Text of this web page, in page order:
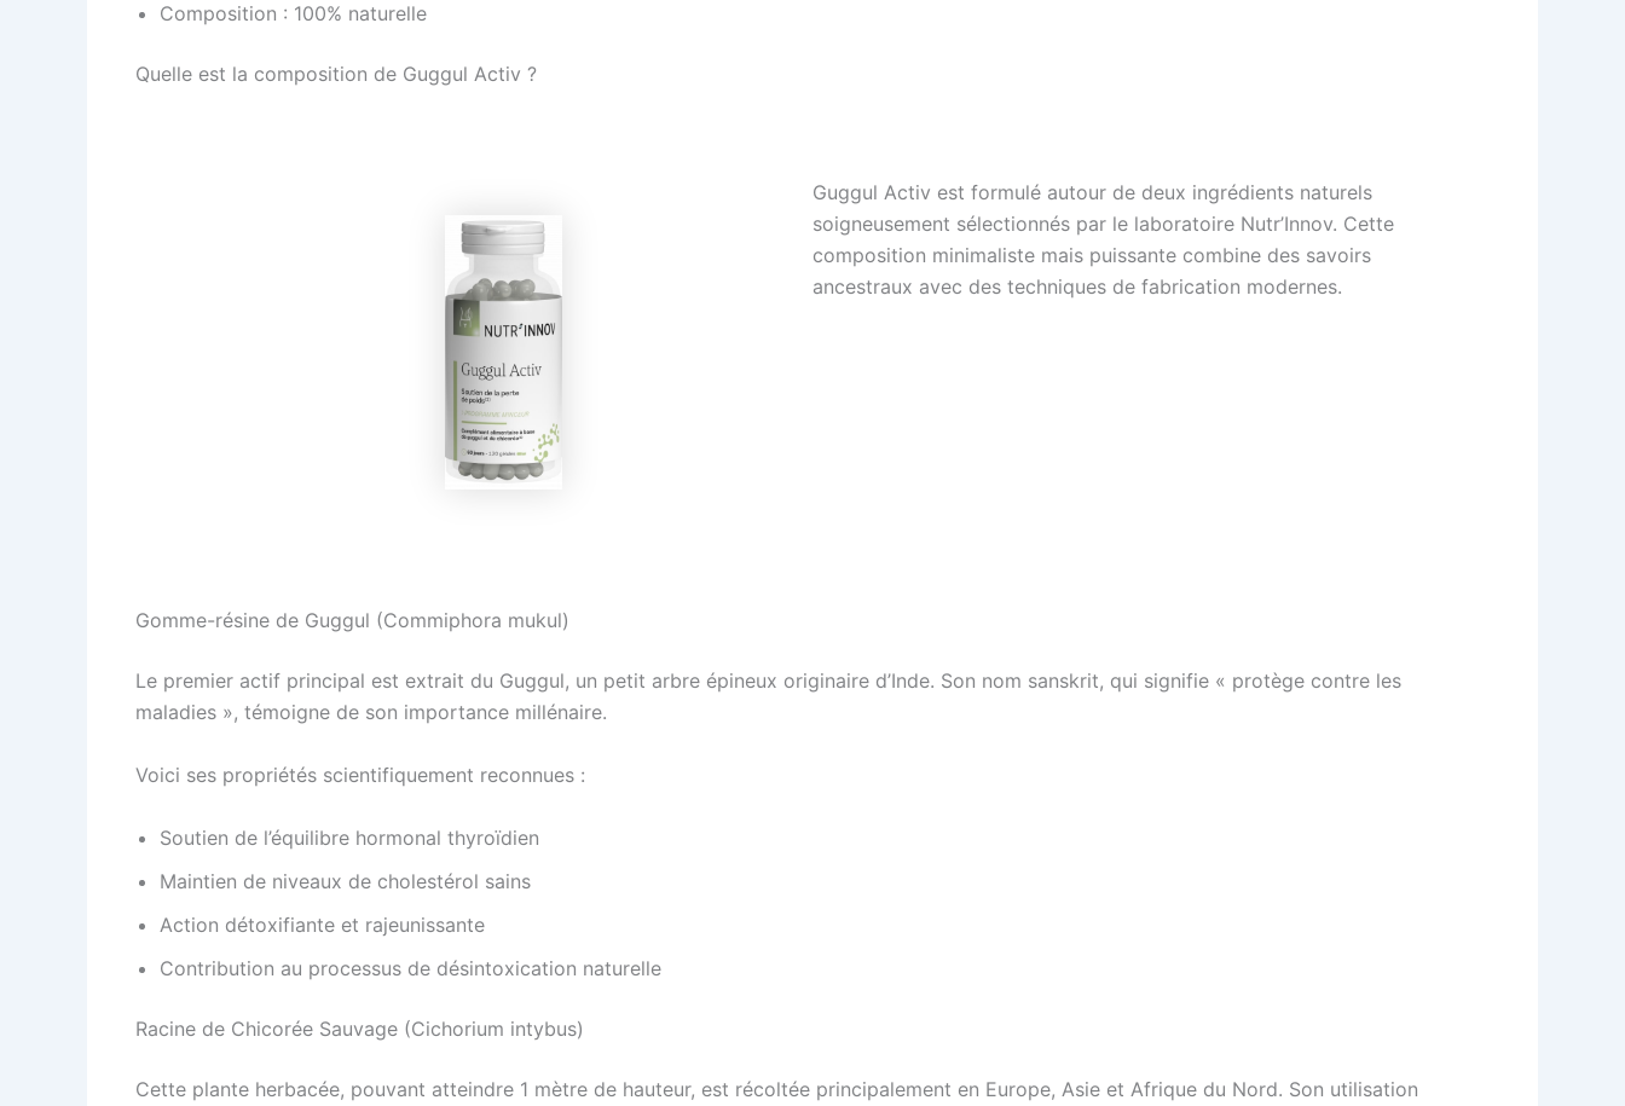
Composition : 100% naturelle
Quelle est la composition de Guggul Activ ?
Guggul Activ est formulé autour de deux ingrédients naturels
soigneusement sélectionnés par le laboratoire Nutr’Innov. Cette
composition minimaliste mais puissante combine des savoirs
ancestraux avec des techniques de fabrication modernes.
Gomme-résine de Guggul (Commiphora mukul)
Le premier actif principal est extrait du Guggul, un petit arbre épineux originaire d’Inde. Son nom sanskrit, qui signifie « protège contre les
maladies », témoigne de son importance millénaire.
Voici ses propriétés scientifiquement reconnues :
Soutien de l’équilibre hormonal thyroïdien
Maintien de niveaux de cholestérol sains
Action détoxifiante et rajeunissante
Contribution au processus de désintoxication naturelle
Racine de Chicorée Sauvage (Cichorium intybus)
Cette plante herbacée, pouvant atteindre 1 mètre de hauteur, est récoltée principalement en Europe, Asie et Afrique du Nord. Son utilisation